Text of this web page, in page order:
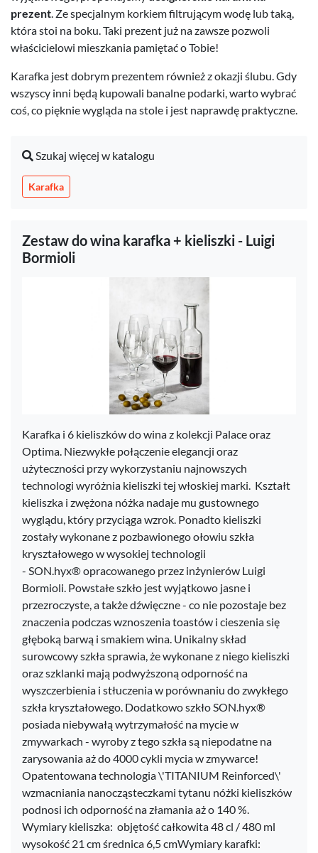
prezent. Ze specjalnym korkiem filtrującym wodę lub taką,
która stoi na boku. Taki prezent już na zawsze pozwoli
właścicielowi mieszkania pamiętać o Tobie!
Karafka jest dobrym prezentem również z okazji ślubu. Gdy
wszyscy inni będą kupowali banalne podarki, warto wybrać
coś, co pięknie wygląda na stole i jest naprawdę praktyczne.
Szukaj więcej w katalogu
Karafka
Zestaw do wina karafka + kieliszki - Luigi
Bormioli
Karafka i 6 kieliszków do wina z kolekcji Palace oraz
Optima. Niezwykłe połączenie elegancji oraz
użyteczności przy wykorzystaniu najnowszych
technologi wyróżnia kieliszki tej włoskiej marki. Kształt
kieliszka i zwężona nóżka nadaje mu gustownego
wyglądu, który przyciąga wzrok. Ponadto kieliszki
zostały wykonane z pozbawionego ołowiu szkła
kryształowego w wysokiej technologii
- SON.hyx® opracowanego przez inżynierów Luigi
Bormioli. Powstałe szkło jest wyjątkowo jasne i
przezroczyste, a także dźwięczne - co nie pozostaje bez
znaczenia podczas wznoszenia toastów i cieszenia się
głęboką barwą i smakiem wina. Unikalny skład
surowcowy szkła sprawia, że wykonane z niego kieliszki
oraz szklanki mają podwyższoną odporność na
wyszczerbienia i stłuczenia w porównaniu do zwykłego
szkła kryształowego. Dodatkowo szkło SON.hyx®
posiada niebywałą wytrzymałość na mycie w
zmywarkach - wyroby z tego szkła są niepodatne na
zarysowania aż do 4000 cykli mycia w zmywarce!
Opatentowana technologia \'TITANIUM Reinforced\'
wzmacniania nanocząsteczkami tytanu nóżki kieliszków
podnosi ich odporność na złamania aż o 140 %.
Wymiary kieliszka: objętość całkowita 48 cl / 480 ml
wysokość 21 cm średnica 6,5 cmWymiary karafki: